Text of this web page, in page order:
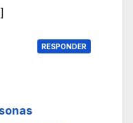
RESPONDER